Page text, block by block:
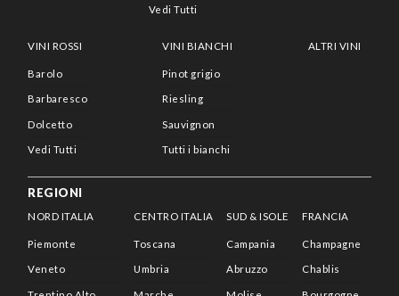
Vedi Tutti
VINI ROSSI
Barolo
Barbaresco
Dolcetto
Vedi Tutti
VINI BIANCHI
Pinot grigio
Riesling
Sauvignon
Tutti i bianchi
ALTRI VINI
REGIONI
NORD ITALIA
Piemonte
Veneto
CENTRO ITALIA
Toscana
Umbria
SUD & ISOLE
Campania
Abruzzo
FRANCIA
Champagne
Chablis